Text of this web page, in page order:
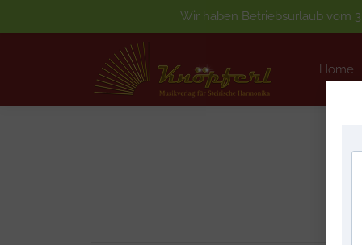
Home
Wir haben Betriebsurlaub vom